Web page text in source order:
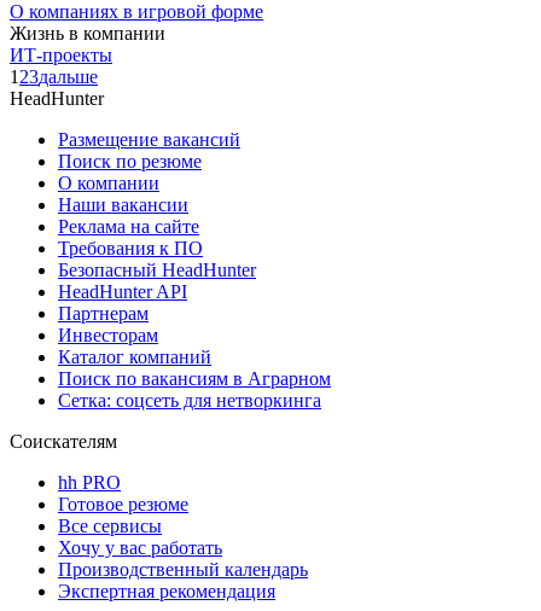
О компаниях в игровой форме
Жизнь в компании
ИТ-проекты
1 23дальше
HeadHunter
Размещение вакансий
Поиск по резюме
О компании
Наши вакансии
Реклама на сайте
Требования к ПО
Безопасный HeadHunter
HeadHunter API
Партнерам
Инвесторам
Каталог компаний
Поиск по вакансиям в Аграрном
Сетка: соцсеть для нетворкинга
Соискателям
hh PRO
Готовое резюме
Все сервисы
Хочу у вас работать
Производственный календарь
Экспертная рекомендация